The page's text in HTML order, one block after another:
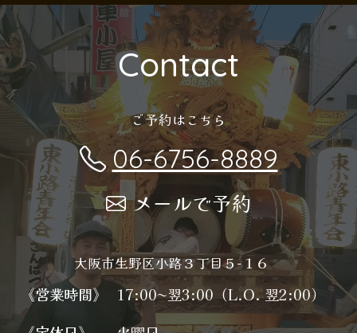
Contact
ご予約はこちら
06-6756-8889
メールで予約
大阪市生野区小路３丁目５−１６
《営業時間》
17:00〜翌3:00（L.O. 翌2:00）